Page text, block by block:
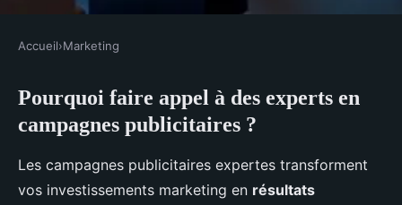
Agence campagnes publicitaires
: boostez votre stratégie digitale
Lyam•22 novembre 2025•8 min de lecture
Accueil›Marketing
Pourquoi faire appel à des experts en
campagnes publicitaires ?
Les campagnes publicitaires expertes transforment
vos investissements marketing en résultats